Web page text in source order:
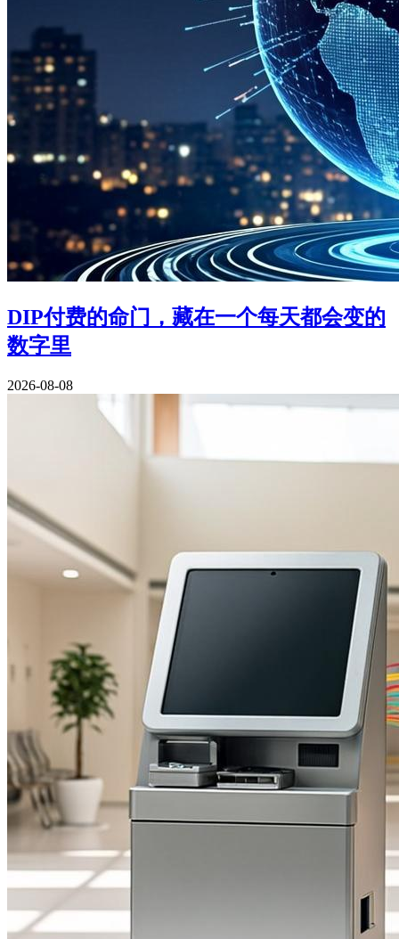
DIP付费的命门，藏在一个每天都会变的
数字里
2026-08-08